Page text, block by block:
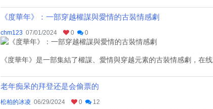
《度華年》：一部穿越權謀與愛情的古裝情感劇
chm123 07/01/2024 0 0
《度華年》是一部集結了權謀、愛情與穿越元素的古裝情感劇，在
老年痴呆的拜登还是会偷票的
松柏的冰凌 06/29/2024 0 12